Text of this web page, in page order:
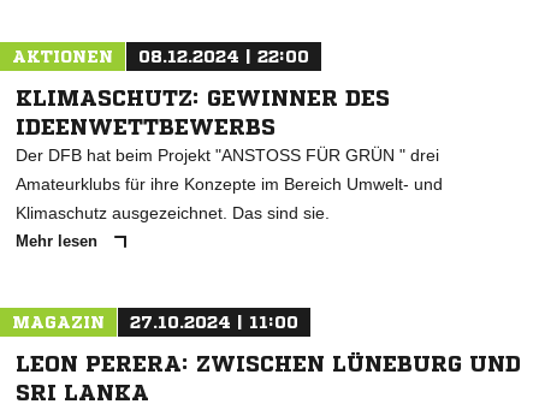
AKTIONEN 08.12.2024 | 22:00
KLIMASCHUTZ: GEWINNER DES
IDEENWETTBEWERBS
Der DFB hat beim Projekt "ANSTOSS FÜR GRÜN " drei
Amateurklubs für ihre Konzepte im Bereich Umwelt- und
Klimaschutz ausgezeichnet. Das sind sie.
Mehr lesen
MAGAZIN 27.10.2024 | 11:00
LEON PERERA: ZWISCHEN LÜNEBURG UND
SRI LANKA